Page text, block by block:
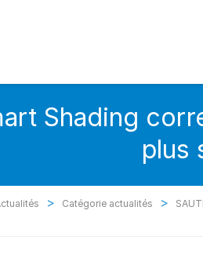
Shading
plus
> Catégorie actualités >